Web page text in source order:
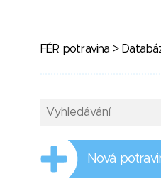
FÉR potravina >
Nová